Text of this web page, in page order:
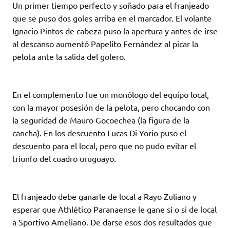
Un primer tiempo perfecto y soñado para el franjeado
que se puso dos goles arriba en el marcador. El volante
Ignacio Pintos de cabeza puso la apertura y antes de irse
al descanso aumentó Papelito Fernández al picar la
pelota ante la salida del golero.
En el complemento fue un monólogo del equipo local,
con la mayor posesión de la pelota, pero chocando con
la seguridad de Mauro Gocoechea (la figura de la
cancha). En los descuento Lucas Di Yorio puso el
descuento para el local, pero que no pudo evitar el
triunfo del cuadro uruguayo.
El franjeado debe ganarle de local a Rayo Zuliano y
esperar que Athlético Paranaense le gane sí o si de local
a Sportivo Ameliano. De darse esos dos resultados que